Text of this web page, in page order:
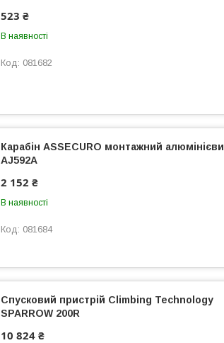
523 ₴
В наявності
081682
Карабін ASSECURO монтажний
АЈ592А
2 152 ₴
В наявності
081684
Спусковий пристрій Climbing Technology
SPARROW 200R
10 824 ₴